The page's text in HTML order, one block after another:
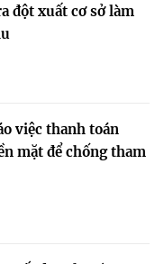
đột xuất cơ sở làm
việc thanh toán
mặt để chống tham